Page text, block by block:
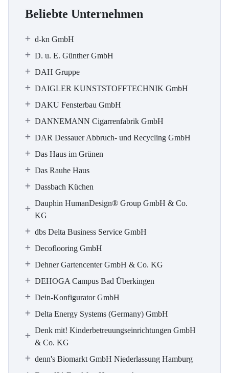
Beliebte Unternehmen
d-kn GmbH
D. u. E. Günther GmbH
DAH Gruppe
DAIGLER KUNSTSTOFFTECHNIK GmbH
DAKU Fensterbau GmbH
DANNEMANN Cigarrenfabrik GmbH
DAR Dessauer Abbruch- und Recycling GmbH
Das Haus im Grünen
Das Rauhe Haus
Dassbach Küchen
Dauphin HumanDesign® Group GmbH & Co.
KG
dbs Delta Business Service GmbH
Decoflooring GmbH
Dehner Gartencenter GmbH & Co. KG
DEHOGA Campus Bad Überkingen
Dein-Konfigurator GmbH
Delta Energy Systems (Germany) GmbH
Denk mit! Kinderbetreuungseinrichtungen GmbH
& Co. KG
denn's Biomarkt GmbH Niederlassung Hamburg